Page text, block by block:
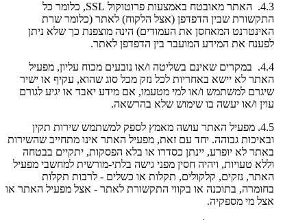
4.3. האתר מאובטח באמצעות פרוטוקול SSL, כלומר כל
התקשורת שבין הדפדפן (אצל הלקוח) לאתר (כלומר שרת
האינטרנט המאחסן את העמודים) הינה מוצפנת כך שלא ניתן
לפענח את המידע המועבר בין הדפדפן לאתר.
4.4. במקרים שאינם בשליטה ו/או נובעים מכוח עליון, מפעיל
האתר לא יישא באחריות לכל נזק מכל סוג שהוא, עקיף או ישיר
שיגרם למשתמש ו/או למי מטעמו, אם מידע יאבד או יגיע לגורם
עוין ו/או יעשה בו שימוש שלא בהרשאה.
4.5. מפעיל האתר עושה מאמץ לספק למשתמש שירות תקין
ובאיכות גבוהה. יחד עם זאת, מפעיל האתר אינו מתחייב שהשירות
באתר לא יופרע, יינתן כסדרו או בלא הפסקות, יתקיים בבטחה
וללא טעויות, ויהיה חסין מפני גישה בלתי-מורשית למחשבי מפעיל
האתר, נזקים, קלקולים, תקלות או כשלים - לרבות תקלות
בחומרה, בתוכנה או בקווי התקשורת לאתר - אצל מפעיל האתר או
אצל מי מספקיה.